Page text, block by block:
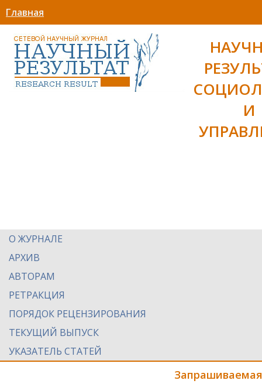
Главная
И
О ЖУРНАЛЕ
АРХИВ
АВТОРАМ
РЕТРАКЦИЯ
ПОРЯДОК РЕЦЕНЗИРОВАНИЯ
ТЕКУЩИЙ ВЫПУСК
УКАЗАТЕЛЬ СТАТЕЙ